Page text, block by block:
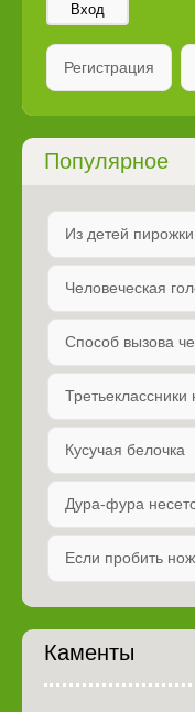
Вход
Регистрация
Популярное
Из детей
Человеческая
Способ вызова
Кусучая белочка
Дура-фура
Если пробить
Каменты